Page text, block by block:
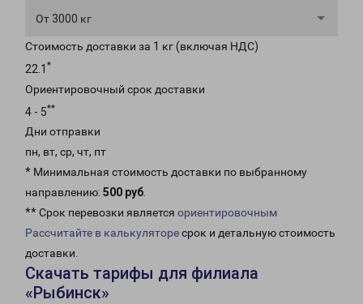
От 3000 кг
Стоимость доставки за 1 кг (включая НДС)
22.1 *
Ориентировочный срок доставки
4 - 5**
Дни отправки
пн, вт, ср, чт, пт
* Минимальная стоимость доставки по выбранному
направлению: 500 руб.
** Срок перевозки является ориентировочным
Рассчитайте в калькуляторесрок и детальную стоимость
доставки.
Скачать тарифы для филиала
«Рыбинск»